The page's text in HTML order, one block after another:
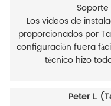
Los videos de
proporcionados por
configuración fuera
técnico hizo
Peter L.